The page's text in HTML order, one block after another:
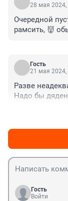
28 мая 2024,
Очередной
рамсить, 👹
Гость
21 мая 2024,
Разве
Надо бы
Гость
Войти